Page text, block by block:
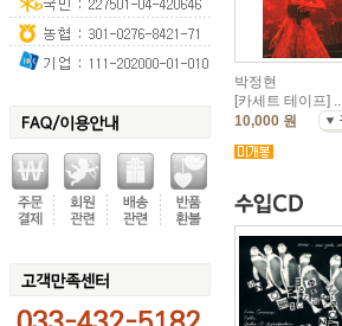
박정현
[카세트 테이프] ..
10,000 원